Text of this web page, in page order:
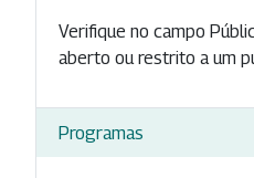
Verifique no campo
aberto ou restrito a um
Programas